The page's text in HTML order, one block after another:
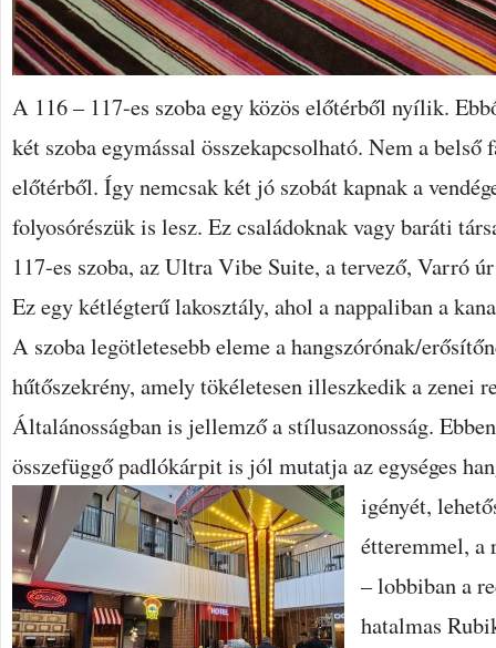
A 116 – 117-es szoba egy közös előtérből nyílik.
két szoba egymással összekapcsolható. Nem a belső
előtérből. Így nemcsak két jó szobát kapnak a
folyosórészük is lesz. Ez családoknak vagy baráti
117-es szoba, az Ultra Vibe Suite, a tervező, Varró
Ez egy kétlégterű lakosztály, ahol a nappaliban a
A szoba legötletesebb eleme a hangszórónak/
hűtőszekrény, amely tökéletesen illeszkedik a zenei
Általánosságban is jellemző a stílusazonosság.
összefüggő padlókárpit is jól mutatja az egységes
igényét,
étteremmel, a
– lobbiban a
hatalmas